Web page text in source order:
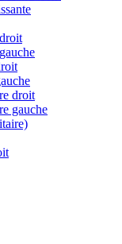
droit
gauche